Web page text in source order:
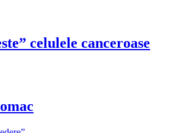
celulele canceroase